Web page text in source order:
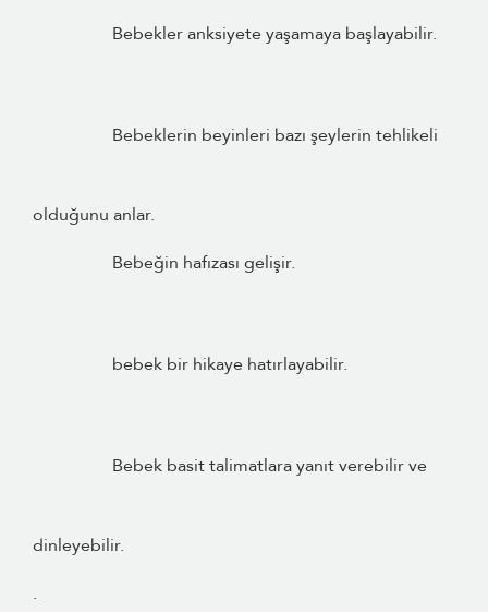
Bebekler anksiyete yaşamaya başlayabilir.
Bebeklerin beyinleri bazı şeylerin tehlikeli
olduğunu anlar.
Bebeğin hafızası gelişir.
bebek bir hikaye hatırlayabilir.
Bebek basit talimatlara yanıt verebilir ve
dinleyebilir.
.